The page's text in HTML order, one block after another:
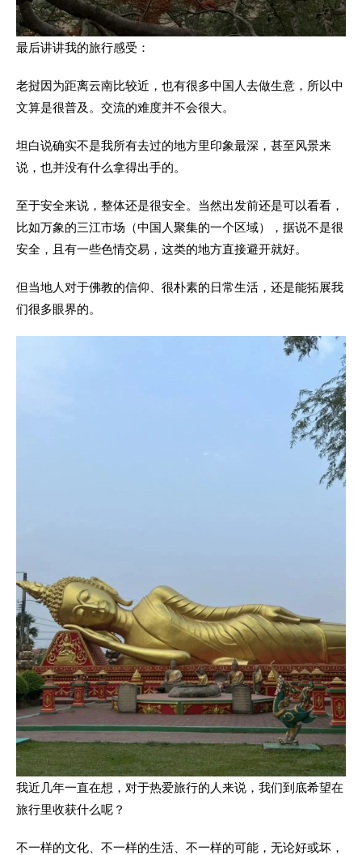
最后讲讲我的旅行感受 ：
老挝因为距离云南比较近，也有很多中国人去做生意，所以中
文算是很普及。交流的难度并不会很大。
坦白说确实不是我所有去过的地方里印象最深，甚至风景来
说，也并没有什么拿得出手的。
至于安全来说，整体还是很安全。当然出发前还是可以看看，
比如万象的三江市场（中国人聚集的一个区域），据说不是很
安全，且有一些色情交易，这类的地方直接避开就好。
但当地人对于佛教的信仰、很朴素的日常生活，还是能拓展我
们很多眼界的。
我近几年一直在想，对于热爱旅行的人来说，我们到底希望在
旅行里收获什么呢？
不一样的文化、不一样的生活、不一样的可能，无论好或坏，